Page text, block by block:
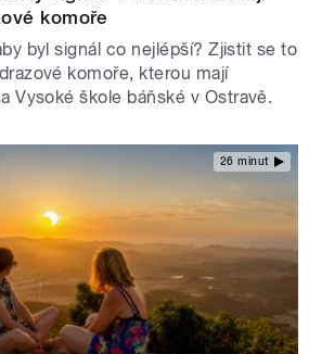
komoře
byl signál co nejlépší? Zjistit se to
komoře, kterou mají
Vysoké škole báňské v Ostravě.
26 minut